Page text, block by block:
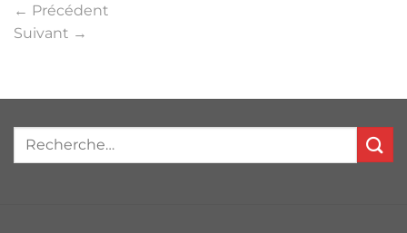
← Précédent
Suivant →